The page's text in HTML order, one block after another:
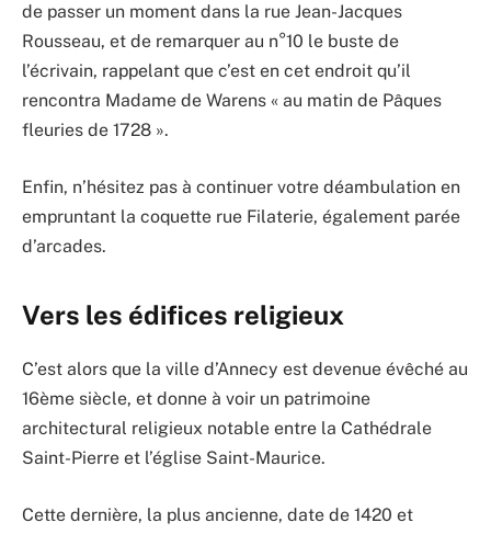
de passer un moment dans la rue Jean-Jacques
Rousseau, et de remarquer au n°10 le buste de
l’écrivain, rappelant que c’est en cet endroit qu’il
rencontra Madame de Warens « au matin de Pâques
fleuries de 1728 ».
Enfin, n’hésitez pas à continuer votre déambulation en
empruntant la coquette rue Filaterie, également parée
d’arcades.
Vers les édifices religieux
C’est alors que la ville d’Annecy est devenue évêché au
16ème siècle, et donne à voir un patrimoine
architectural religieux notable entre la Cathédrale
Saint-Pierre et l’église Saint-Maurice.
Cette dernière, la plus ancienne, date de 1420 et